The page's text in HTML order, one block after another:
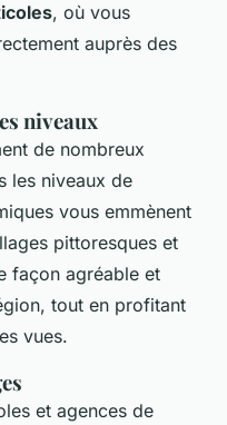
, où vous
auprès des
niveaux
de nombreux
les niveaux de
vous emmènent
pittoresques et
façon agréable et
tout en profitant
vues.
et agences de